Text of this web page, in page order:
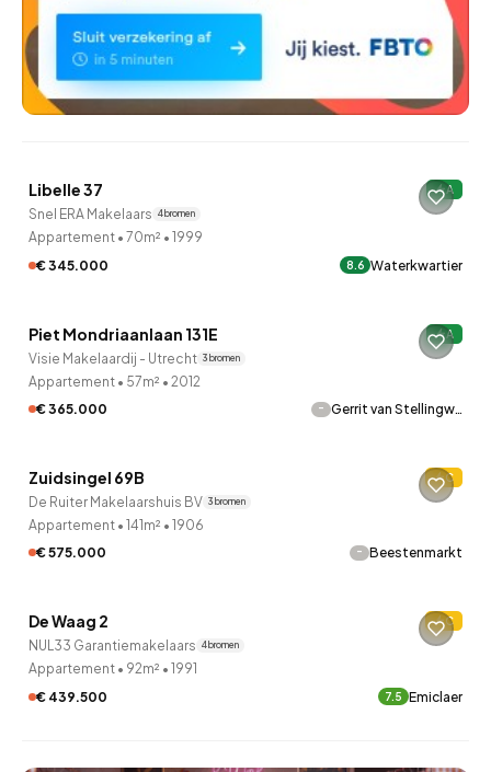
Libelle 37 A
Snel ERA Makelaars 4 bronnen
Appartement • 70m² • 1999
€ 345.000
8.6 Waterkwartier
Piet Mondriaanlaan 131E A
Visie Makelaardij - Utrecht 3 bronnen
Appartement • 57m² • 2012
€ 365.000
- Gerrit van Stellingw…
Zuidsingel 69B C
De Ruiter Makelaarshuis BV 3 bronnen
Appartement • 141m² • 1906
€ 575.000
- Beestenmarkt
De Waag 2 C
NUL33 Garantiemakelaars 4 bronnen
Appartement • 92m² • 1991
€ 439.500
7.5 Emiclaer